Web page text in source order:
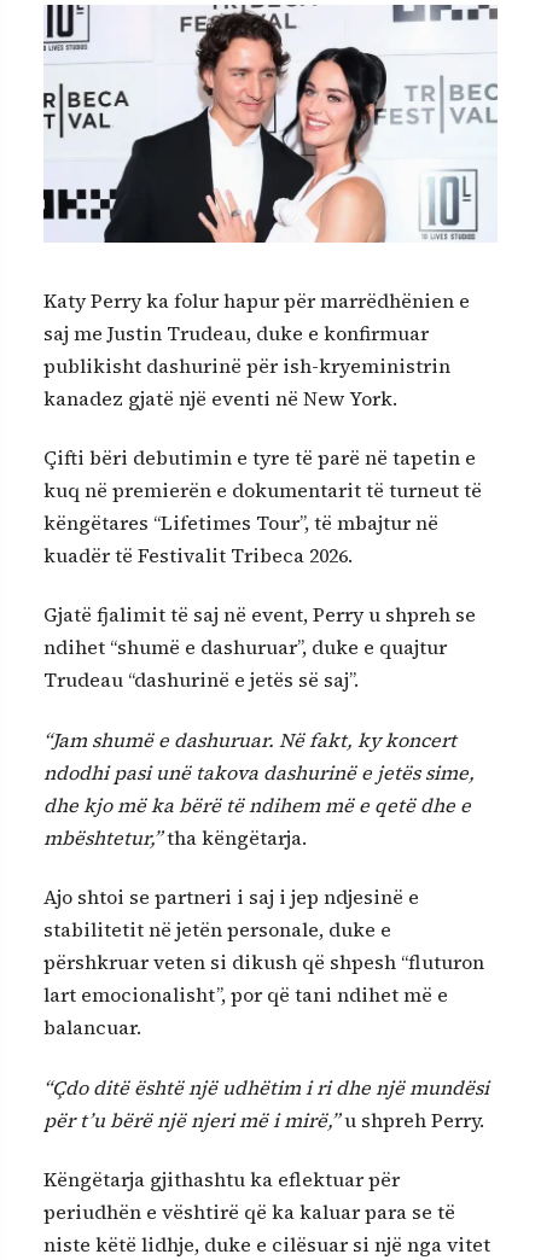
Katy Perry ka folur hapur për marrëdhënien e
saj me Justin Trudeau, duke e konfirmuar
publikisht dashurinë për ish-kryeministrin
kanadez gjatë një eventi në New York.
Çifti bëri debutimin e tyre të parë në tapetin e
kuq në premierën e dokumentarit të turneut të
këngëtares “Lifetimes Tour”, të mbajtur në
kuadër të Festivalit Tribeca 2026.
Gjatë fjalimit të saj në event, Perry u shpreh se
ndihet “shumë e dashuruar”, duke e quajtur
Trudeau “dashurinë e jetës së saj”.
“Jam shumë e dashuruar. Në fakt, ky koncert
ndodhi pasi unë takova dashurinë e jetës sime,
dhe kjo më ka bërë të ndihem më e qetë dhe e
mbështetur,”tha këngëtarja.
Ajo shtoi se partneri i saj i jep ndjesinë e
stabilitetit në jetën personale, duke e
përshkruar veten si dikush që shpesh “fluturon
lart emocionalisht”, por që tani ndihet më e
balancuar.
“Çdo ditë është një udhëtim i ri dhe një mundësi
për t’u bërë një njeri më i mirë,”u shpreh Perry.
Këngëtarja gjithashtu ka eflektuar për
periudhën e vështirë që ka kaluar para se të
niste këtë lidhje, duke e cilësuar si një nga vitet